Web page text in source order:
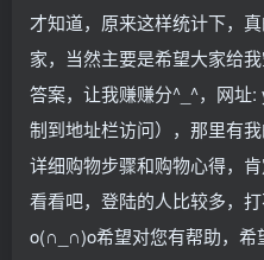
才知道，原来这样统计下，
家，当然主要是希望大家给
答案，让我赚赚分^_^，网址:
制到地址栏访问），那里有
详细购物步骤和购物心得，
看看吧，登陆的人比较多，打
o(∩_∩)o希望对您有帮助，希